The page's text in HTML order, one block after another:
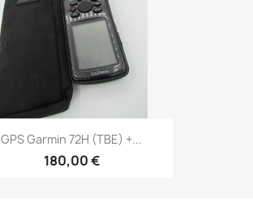
Aperçu rapide
GPS Garmin 72H (TBE) +...
180,00 €